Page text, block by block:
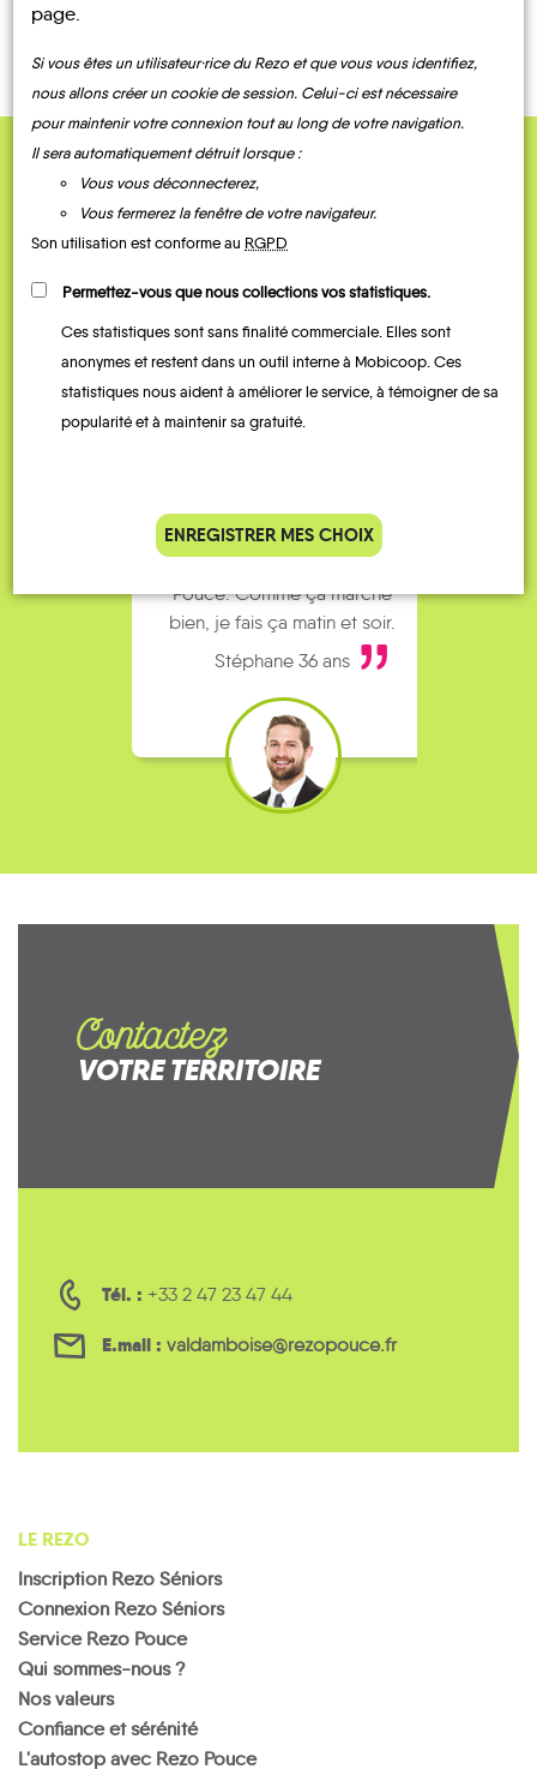
QUELQUES
Témoignages
parking de la gare est toujours
complet alors j’ai testé Rezo
Pouce. Comme ça marche
bien, je fais ça matin et soir.
Stéphane 36 ans
Contactez
VOTRE TERRITOIRE
Tél. : +33 2 47 23 47 44
E.mail : valdamboise@rezopouce.fr
LE REZO
Inscription Rezo Séniors
Connexion Rezo Séniors
Service Rezo Pouce
Qui sommes-nous ?
Nos valeurs
Confiance et sérénité
L'autostop avec Rezo Pouce
page.
Si vous êtes un utilisateur·rice du Rezo et que vous vous identifiez,
nous allons créer un cookie de session. Celui-ci est nécessaire
pour maintenir votre connexion tout au long de votre navigation.
Il sera automatiquement détruit lorsque :
Vous vous déconnecterez,
Vous fermerez la fenêtre de votre navigateur.
Son utilisation est conforme au RGPD
Permettez-vous que nous collections vos statistiques.
Ces statistiques sont sans finalité commerciale. Elles sont
anonymes et restent dans un outil interne à Mobicoop. Ces
statistiques nous aident à améliorer le service, à témoigner de sa
popularité et à maintenir sa gratuité.
ENREGISTRER MES CHOIX